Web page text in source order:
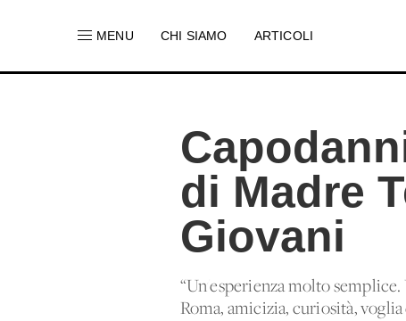
MENU CHI SIAMO ARTICOLI
di Madre
Giovani
“Un'esperienza molto
Roma, amicizia, curiosità,